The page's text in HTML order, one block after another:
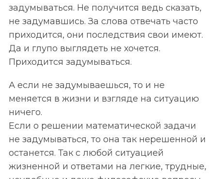
задумываться. Не получится ведь сказать,
не задумавшись. За слова отвечать часто
приходится, они последствия свои имеют.
Да и глупо выглядеть не хочется.
Приходится задумываться.
А если не задумываешься, то и не
меняется в жизни и взгляде на ситуацию
ничего.
Если о решении математической задачи
не задумываться, то она так нерешенной и
останется. Так с любой ситуацией
жизненной и ответами на легкие, трудные,